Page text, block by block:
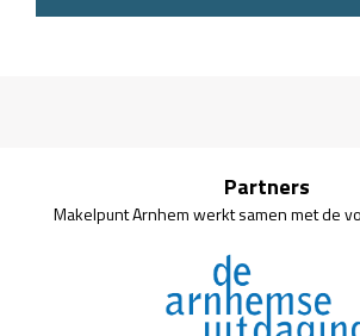
Partners
Makelpunt Arnhem werkt samen met de